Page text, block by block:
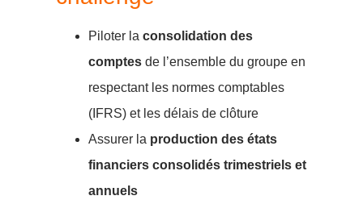
Piloter la consolidation des
comptes de l’ensemble du groupe en
respectant les normes comptables
(IFRS) et les délais de clôture
Assurer la production des états
financiers consolidés trimestriels et
annuels